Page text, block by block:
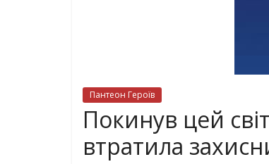
Пантеон Героїв
Покинув цей
втратила